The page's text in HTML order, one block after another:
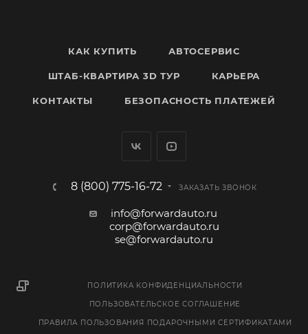
КАК КУПИТЬ АВТОСЕРВИС
ШТАБ-КВАРТИРА 3D ТУР КАРЬЕРА
КОНТАКТЫ БЕЗОПАСНОСТЬ ПЛАТЕЖЕЙ
8 (800) 775-16-72 ЗАКАЗАТЬ ЗВОНОК
info@forwardauto.ru
corp@forwardauto.ru
se@forwardauto.ru
ПОЛИТИКА КОНФИДЕНЦИАЛЬНОСТИ
ПОЛЬЗОВАТЕЛЬСКОЕ СОГЛАШЕНИЕ
ПРАВИЛА ПОЛЬЗОВАНИЯ ПОДАРОЧНЫМИ СЕРТИФИКАТАМИ